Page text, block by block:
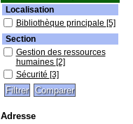
Localisation
Bibliothèque principale [5]
Section
Gestion des ressources
humaines [2]
Sécurité [3]
Adresse